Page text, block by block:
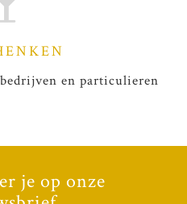
en particulieren
je op onze